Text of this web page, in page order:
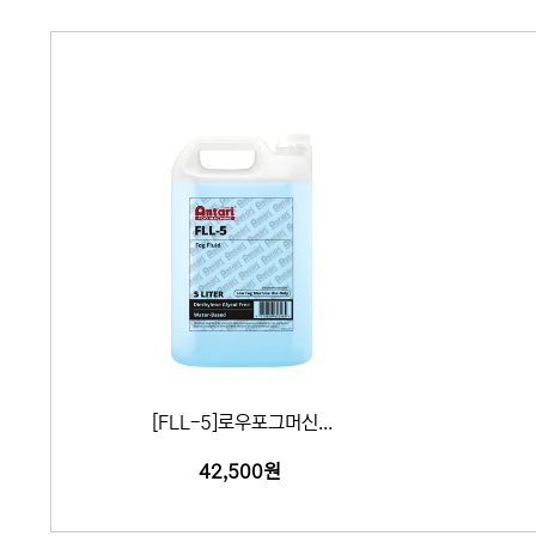
[FLL-5]로우포그머신...
42,500원